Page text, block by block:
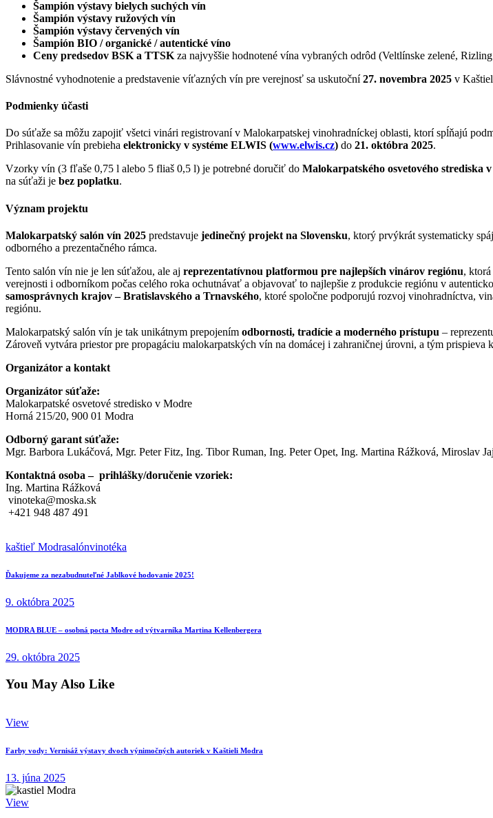
Šampión výstavy bielych suchých vín
Šampión výstavy ružových vín
Šampión výstavy červených vín
Šampión BIO / organické / autentické víno
Ceny predsedov BSK a TTSK za najvyššie hodnotené vína vybraných odrôd (Veltlínske zelené,
Slávnostné vyhodnotenie a predstavenie víťazných vín pre verejnosť sa uskutoční27. novembra 2025 v
Podmienky účasti
Do súťaže sa môžu zapojiť všetci vinári registrovaní v Malokarpatskej vinohradníckej oblasti, ktorí spĺňajú
Prihlasovanie vín prebieha elektronicky v systéme ELWIS (www.elwis.cz) do 21. októbra 2025.
Vzorky vín (3 fľaše 0,75 l alebo 5 fliaš 0,5 l) je potrebné doručiť do Malokarpatského osvetového strediska
na súťaži je bez poplatku.
Význam projektu
Malokarpatský salón vín 2025 predstavuje jedinečný projekt na Slovensku, ktorý prvýkrát systematicky
odborného a prezentačného rámca.
Tento salón vín nie je len súťažou, ale aj reprezentatívnou platformou pre najlepších vinárov regiónu,
verejnosti i odborníkom počas celého roka ochutnávať a objavovať to najlepšie z produkcie regiónu v
samosprávnych krajov – Bratislavského a Trnavského, ktoré spoločne podporujú rozvoj vinohradníctva,
regiónu.
Malokarpatský salón vín je tak unikátnym prepojením odbornosti, tradície a moderného prístupu –
Zároveň vytvára priestor pre propagáciu malokarpatských vín na domácej i zahraničnej úrovni, a tým prispieva
Organizátor a kontakt
Organizátor súťaže:
Malokarpatské osvetové stredisko v Modre
Horná 215/20, 900 01 Modra
Odborný garant súťaže:
Mgr. Barbora Lukáčová, Mgr. Peter Fitz, Ing. Tibor Ruman, Ing. Peter Opet, Ing. Martina Rážková, Miroslav
Kontaktná osoba – prihlášky/doručenie vzoriek:
Ing. Martina Rážková
vinoteka@moska.sk
+421 948 487 491
kaštieľ Modrasalónvinotéka
Navigácia
v
Previous
Ďakujeme za nezabudnuteľné Jablkové hodovanie 2025!
9. októbra 2025
Next
MODRA BLUE – osobná pocta Modre od výtvarníka Martina Kellenbergera
29. októbra 2025
You May Also Like
View
Farby vody: Vernisáž výstavy dvoch výnimočných autoriek v Kaštieli Modra
13. júna 2025
View